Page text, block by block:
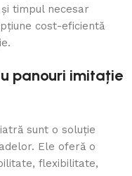
timpul necesar
cost-eficientă
panouri imitație
sunt o soluție
Ele oferă o
flexibilitate,